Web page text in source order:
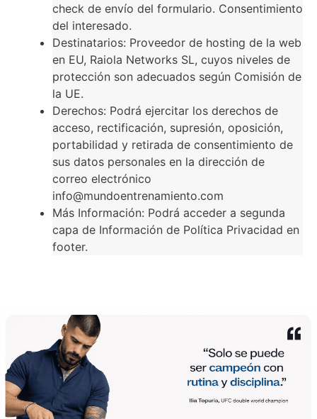
check de envío del formulario. Consentimiento
del interesado.
Destinatarios: Proveedor de hosting de la web
en EU, Raiola Networks SL, cuyos niveles de
protección son adecuados según Comisión de
la UE.
Derechos: Podrá ejercitar los derechos de
acceso, rectificación, supresión, oposición,
portabilidad y retirada de consentimiento de
sus datos personales en la dirección de
correo electrónico
info@mundoentrenamiento.com
Más Información: Podrá acceder a segunda
capa de Información de Política Privacidad en
footer.